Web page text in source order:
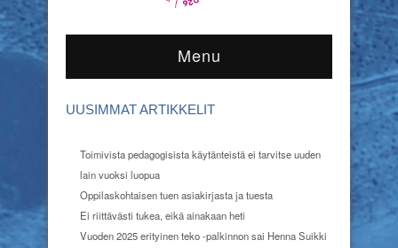
Menu
UUSIMMAT ARTIKKELIT
Toimivista pedagogisista käytänteistä ei tarvitse uuden
lain vuoksi luopua
Oppilaskohtaisen tuen asiakirjasta ja tuesta
Ei riittävästi tukea, eikä ainakaan heti
Vuoden 2025 erityinen teko -palkinnon sai Henna Suikki